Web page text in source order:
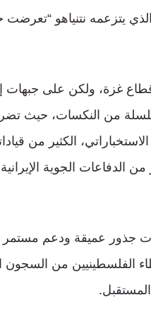
يتزعمه نتنياهو
غزة، ولكن على جبهات
من النكسات، حيث
الكثير من
الدفاعات الجوية
عميقة ودعم مستمر
الفلسطينيين من السجون